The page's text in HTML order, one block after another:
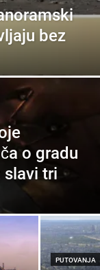
bez
o gradu
slavi tri
PUTOVANJA